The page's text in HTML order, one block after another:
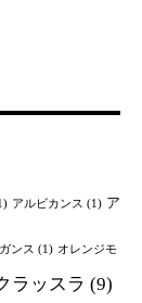
アルビカンス (1) ア
ンス (1) オレンジモ
ラッスラ (9)